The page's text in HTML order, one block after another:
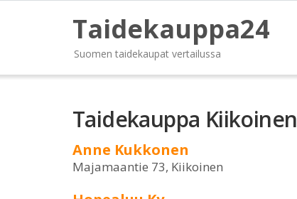
Taidekauppa24
Suomen taidekaupat vertailussa
Taidekauppa Kiikoinen
Anne Kukkonen
Majamaantie 73, Kiikoinen